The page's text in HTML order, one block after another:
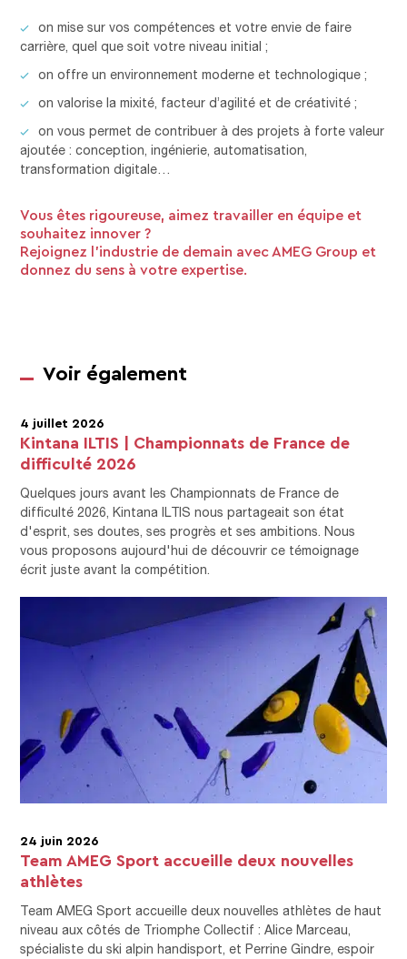
on mise sur vos compétences et votre envie de faire
carrière, quel que soit votre niveau initial ;
on offre un environnement moderne et technologique ;
on valorise la mixité, facteur d’agilité et de créativité ;
on vous permet de contribuer à des projets à forte valeur
ajoutée : conception, ingénierie, automatisation,
transformation digitale…
Vous êtes rigoureuse, aimez travailler en équipe et
souhaitez innover ?
Rejoignez l’industrie de demain avec AMEG Group et
donnez du sens à votre expertise.
Voir également
4 juillet 2026
Kintana ILTIS | Championnats de France de
difficulté 2026
Quelques jours avant les Championnats de France de
difficulté 2026, Kintana ILTIS nous partageait son état
d'esprit, ses doutes, ses progrès et ses ambitions. Nous
vous proposons aujourd'hui de découvrir ce témoignage
écrit juste avant la compétition.
24 juin 2026
Team AMEG Sport accueille deux nouvelles
athlètes
Team AMEG Sport accueille deux nouvelles athlètes de haut
niveau aux côtés de Triomphe Collectif : Alice Marceau,
spécialiste du ski alpin handisport, et Perrine Gindre, espoir